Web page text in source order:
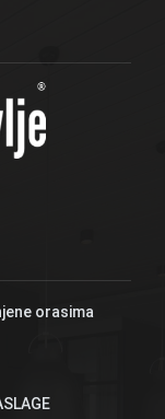
orasima